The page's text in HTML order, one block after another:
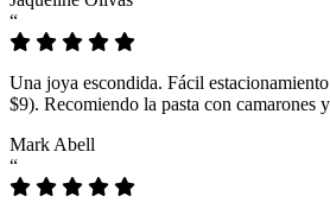
“
Una joya escondida. Fácil
$9). Recomiendo la pasta con camarones
Mark Abell
“